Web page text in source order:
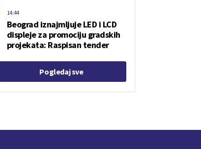
Beograd iznajmljuje LED i LCD
displeje za promociju gradskih
projekata: Raspisan tender
14:44
Pogledaj sve